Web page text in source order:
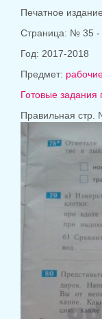
Печатное
Страница: № 35 -
Год: 2017-2018
Предмет:
Готовые задания
Правильная стр.